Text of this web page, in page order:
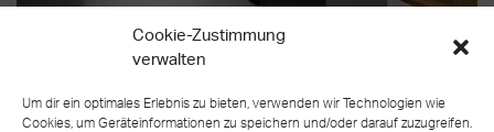
Cookie-Zustimmung
verwalten
Um dir ein optimales Erlebnis zu bieten, verwenden wir Technologien wie
Cookies, um Geräteinformationen zu speichern und/oder darauf zuzugreifen.